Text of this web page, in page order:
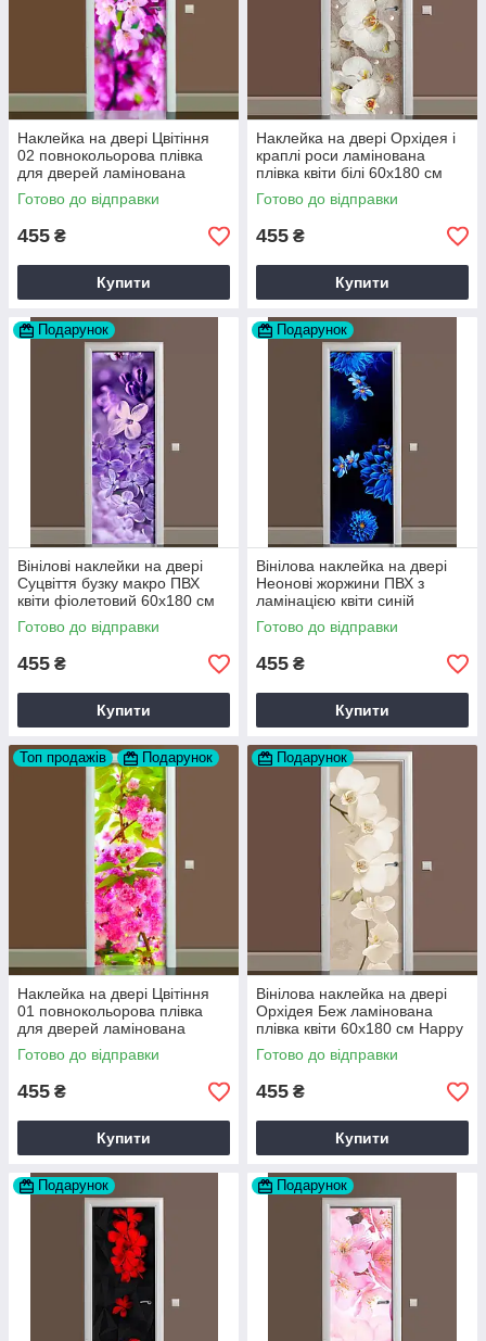
Наклейка на двері Цвітіння
02 повнокольорова плівка
для дверей ламінована
60х180 см Happy Pocket
Z180080
Готово до відправки
455 ₴
Купити
Наклейка на двері Орхідея і
краплі роси ламінована
плівка квіти білі 60х180 см
Happy Pocket Z180206
Готово до відправки
455 ₴
Купити
Подарунок
Вінілові наклейки на двері
Суцвіття бузку макро ПВХ
квіти фіолетовий 60х180 см
Happy Pocket Z183505
Готово до відправки
455 ₴
Купити
Подарунок
Вінілова наклейка на двері
Неонові жоржини ПВХ з
ламінацією квіти синій
60х180 см Happy Pocket
Z184358
Готово до відправки
455 ₴
Купити
Топ продажів Подарунок
Наклейка на двері Цвітіння
01 повнокольорова плівка
для дверей ламінована
60х180 см Happy Pocket
Z180079
Готово до відправки
455 ₴
Купити
Подарунок
Вінілова наклейка на двері
Орхідея Беж ламінована
плівка квіти 60х180 см Happy
Pocket Z180207
Готово до відправки
455 ₴
Купити
Подарунок Подарунок